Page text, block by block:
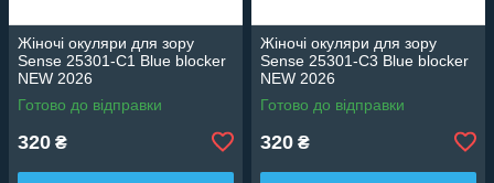
Жіночі окуляри для зору
Sense 25301-C1 Blue blocker
NEW 2026
Готово до відправки
320 ₴
Жіночі окуляри для зору
Sense 25301-C3 Blue blocker
NEW 2026
Готово до відправки
320 ₴